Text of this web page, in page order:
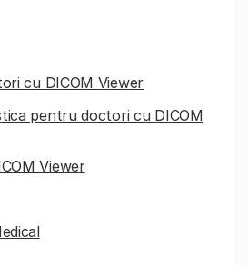
cu DICOM Viewer
pentru doctori cu DICOM
Viewer